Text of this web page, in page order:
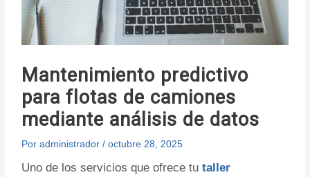
Mantenimiento predictivo
para flotas de camiones
mediante análisis de datos
Poradministrador/octubre 28, 2025
Uno de los servicios que ofrece tutaller